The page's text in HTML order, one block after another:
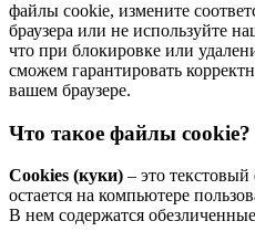
файлы cookie, измените
браузера или не используйте
что при блокировке или
сможем гарантировать
вашем браузере.
Что такое файлы cookie?
Cookies (куки) – это
остается на компьютере
В нем содержатся